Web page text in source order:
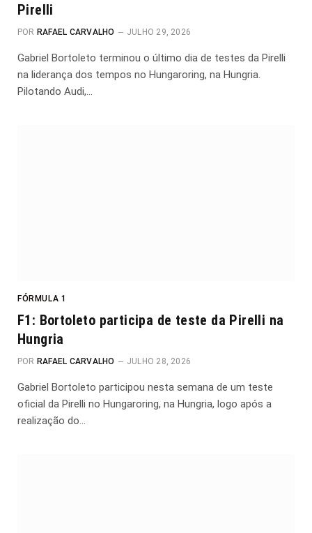
Pirelli
POR RAFAEL CARVALHO JULHO 29, 2026
Gabriel Bortoleto terminou o último dia de testes da Pirelli
na liderança dos tempos no Hungaroring, na Hungria.
Pilotando Audi,…
FÓRMULA 1
F1: Bortoleto participa de teste da Pirelli na
Hungria
POR RAFAEL CARVALHO JULHO 28, 2026
Gabriel Bortoleto participou nesta semana de um teste
oficial da Pirelli no Hungaroring, na Hungria, logo após a
realização do…